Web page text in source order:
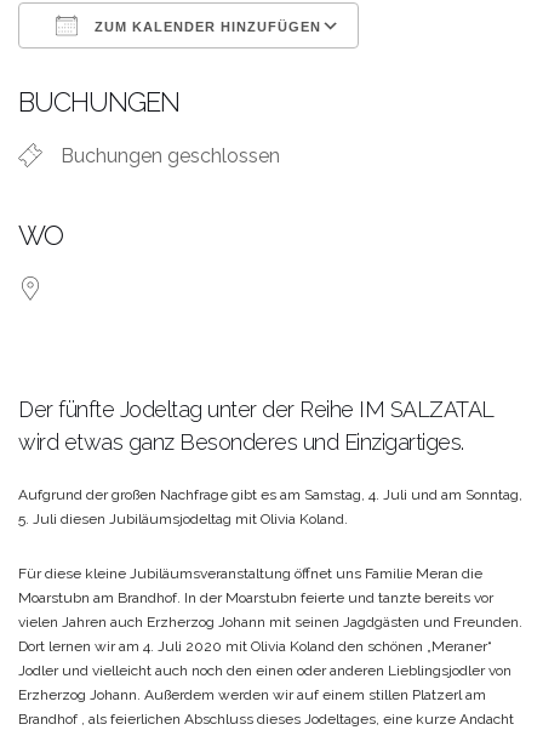
ZUM KALENDER HINZUFÜGEN
BUCHUNGEN
Buchungen geschlossen
WO
Der fünfte Jodeltag unter der Reihe IM SALZATAL
wird etwas ganz Besonderes und Einzigartiges.
Aufgrund der großen Nachfrage gibt es am Samstag, 4. Juli und am Sonntag,
5. Juli diesen Jubiläumsjodeltag mit Olivia Koland.
Für diese kleine Jubiläumsveranstaltung öffnet uns Familie Meran die
Moarstubn am Brandhof. In der Moarstubn feierte und tanzte bereits vor
vielen Jahren auch Erzherzog Johann mit seinen Jagdgästen und Freunden.
Dort lernen wir am 4. Juli 2020 mit Olivia Koland den schönen „Meraner“
Jodler und vielleicht auch noch den einen oder anderen Lieblingsjodler von
Erzherzog Johann. Außerdem werden wir auf einem stillen Platzerl am
Brandhof , als feierlichen Abschluss dieses Jodeltages, eine kurze Andacht